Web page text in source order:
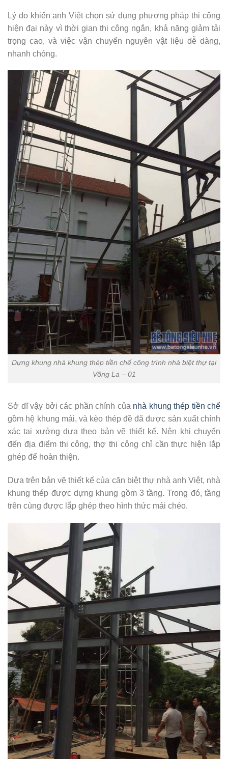
Lý do khiến anh Việt chọn sử dụng phương pháp thi công
hiện đại này vì thời gian thi công ngắn, khả năng giảm tải
trọng cao, và việc vận chuyển nguyên vật liệu dễ dàng,
nhanh chóng.
Dựng khung nhà khung thép tiền chế công trình nhà biệt thự tại
Võng La – 01
Sở dĩ vậy bởi các phần chính của nhà khung thép tiền chế
gồm hệ khung mái, và kèo thép đề đã được sản xuất chính
xác tại xưởng dựa theo bản vẽ thiết kế. Nên khi chuyển
đến địa điểm thi công, thợ thi công chỉ cần thực hiện lắp
ghép để hoàn thiện.
Dựa trên bản vẽ thiết kế của căn biệt thự nhà anh Việt, nhà
khung thép được dựng khung gồm 3 tầng. Trong đó, tầng
trên cùng được lắp ghép theo hình thức mái chéo.